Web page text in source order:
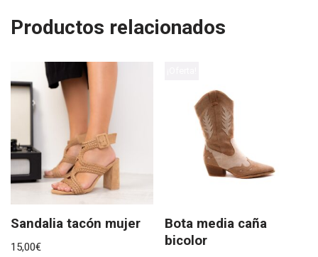
Productos relacionados
Sandalia tacón mujer
15,00€
Bota media caña
bicolor